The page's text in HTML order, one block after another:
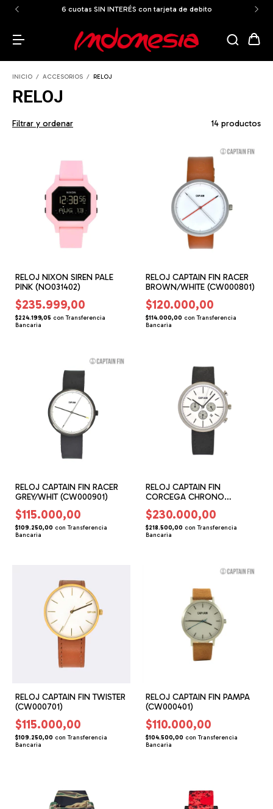
tarjeta de debito ENVÍOS GRATIS A TODO EL PAÍS a
INICIO / ACCESORIOS / RELOJ
RELOJ
Filtrar y ordenar 14 productos
RELOJ NIXON SIREN PALE
PINK (NO031402)
$235.999,00
$224.199,05 con Transferencia
Bancaria
RELOJ CAPTAIN FIN RACER
BROWN/WHITE (CW000801)
$120.000,00
$114.000,00 con Transferencia
Bancaria
RELOJ CAPTAIN FIN RACER
GREY/WHIT (CW000901)
$115.000,00
$109.250,00 con Transferencia
Bancaria
RELOJ CAPTAIN FIN
CORCEGA CHRONO
BLK/WHT (CW000201)
$230.000,00
$218.500,00 con Transferencia
Bancaria
RELOJ CAPTAIN FIN TWISTER
(CW000701)
$115.000,00
$109.250,00 con Transferencia
Bancaria
RELOJ CAPTAIN FIN PAMPA
(CW000401)
$110.000,00
$104.500,00 con Transferencia
Bancaria